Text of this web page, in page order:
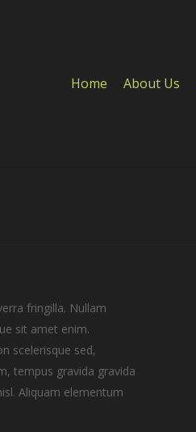
Home About Us
fringilla. Nullam
sit amet enim.
scelerisque sed,
tempus gravida gravida
Aliquam elementum